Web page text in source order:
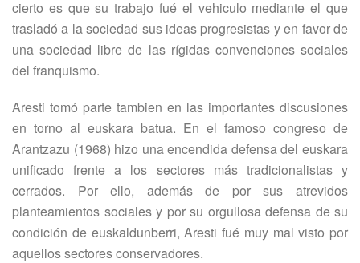
cierto es que su trabajo fué el vehiculo mediante el que
trasladó a la sociedad sus ideas progresistas y en favor de
una sociedad libre de las rígidas convenciones sociales
del franquismo.
Aresti tomó parte tambien en las importantes discusiones
en torno al euskara batua. En el famoso congreso de
Arantzazu (1968) hizo una encendida defensa del euskara
unificado frente a los sectores más tradicionalistas y
cerrados. Por ello, además de por sus atrevidos
planteamientos sociales y por su orgullosa defensa de su
condición de euskaldunberri, Aresti fué muy mal visto por
aquellos sectores conservadores.